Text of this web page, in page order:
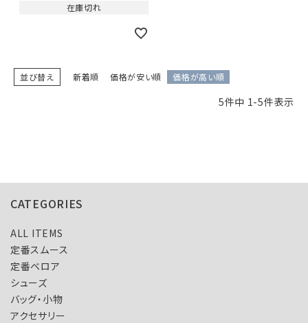
在庫切れ
並び替え 新着順 価格が安い順 価格が高い順
5件中 1-5件表示
CATEGORIES
ALL ITEMS
定番スムース
定番ベロア
シューズ
バッグ・小物
アクセサリー